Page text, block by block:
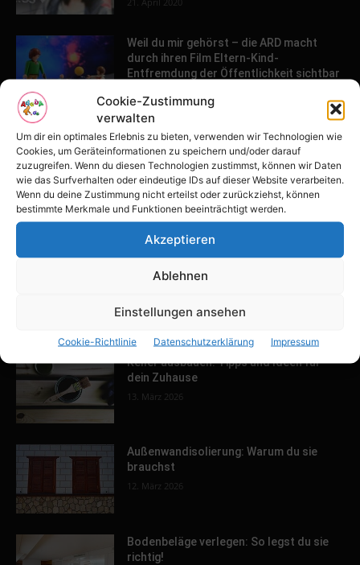
Cookie-Zustimmung
verwalten
Um dir ein optimales Erlebnis zu bieten, verwenden wir Technologien wie
Cookies, um Geräteinformationen zu speichern und/oder darauf
zuzugreifen. Wenn du diesen Technologien zustimmst, können wir Daten
wie das Surfverhalten oder eindeutige IDs auf dieser Website verarbeiten.
Wenn du deine Zustimmung nicht erteilst oder zurückziehst, können
bestimmte Merkmale und Funktionen beeinträchtigt werden.
Akzeptieren
Ablehnen
Einstellungen ansehen
Cookie-Richtlinie Datenschutzerklärung Impressum
Weil du mir gehörst – die ARD macht
durch ihren Film Eltern-Kind-
Entfremdung der Öffentlichkeit sichtbar
POPULAR POSTS
Tulpenfest läutet Frühling in Potsdam
ein
16. April 2026
Familien-Paradies an der Adria
Keller ausbauen: Tipps und Ideen für
dein Zuhause
13. März 2026
Außenwandisolierung: Warum du sie
brauchst
12. März 2026
Bodenbeläge verlegen: So legst du sie
richtig!